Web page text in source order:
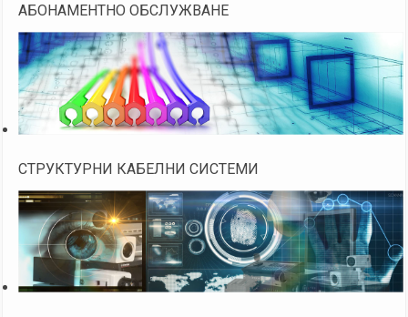
АБОНАМЕНТНО ОБСЛУЖВАНЕ
СТРУКТУРНИ КАБЕЛНИ СИСТЕМИ